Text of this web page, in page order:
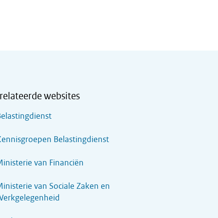
websites
Belastingdienst
van Financiën
van Sociale Zaken en